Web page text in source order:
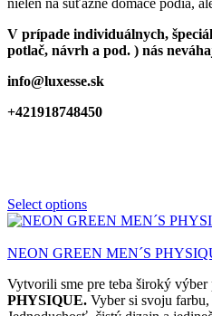
nielen na súťažné domáce pódia,
V prípade individuálnych,
potlač, návrh a pod. ) nás
info@luxesse.sk
+421918748450
Select options
NEON GREEN MEN´S
Vytvorili sme pre teba široký
PHYSIQUE. Vyber si svoju